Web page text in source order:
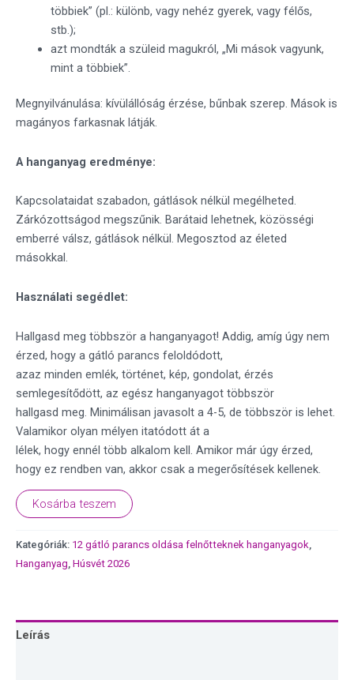
többiek” (pl.: különb, vagy nehéz gyerek, vagy félős,
stb.);
azt mondták a szüleid magukról, „Mi mások vagyunk,
mint a többiek”.
Megnyilvánulása: kívülállóság érzése, bűnbak szerep. Mások is
magányos farkasnak látják.
A hanganyag eredménye:
Kapcsolataidat szabadon, gátlások nélkül megélheted.
Zárkózottságod megszűnik. Barátaid lehetnek, közösségi
emberré válsz, gátlások nélkül. Megosztod az életed
másokkal.
Használati segédlet:
Hallgasd meg többször a hanganyagot! Addig, amíg úgy nem
érzed, hogy a gátló parancs feloldódott,
azaz minden emlék, történet, kép, gondolat, érzés
semlegesítődött, az egész hanganyagot többször
hallgasd meg. Minimálisan javasolt a 4-5, de többször is lehet.
Valamikor olyan mélyen itatódott át a
lélek, hogy ennél több alkalom kell. Amikor már úgy érzed,
hogy ez rendben van, akkor csak a megerősítések kellenek.
Kosárba teszem
Kategóriák: 12 gátló parancs oldása felnőtteknek hanganyagok,
Hanganyag, Húsvét 2026
Leírás